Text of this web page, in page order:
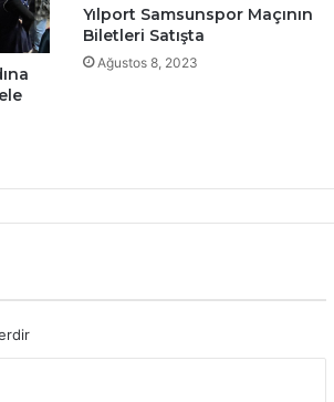
Yılport Samsunspor Maçının
Biletleri Satışta
Ağustos 8, 2023